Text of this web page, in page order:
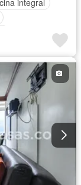
integral